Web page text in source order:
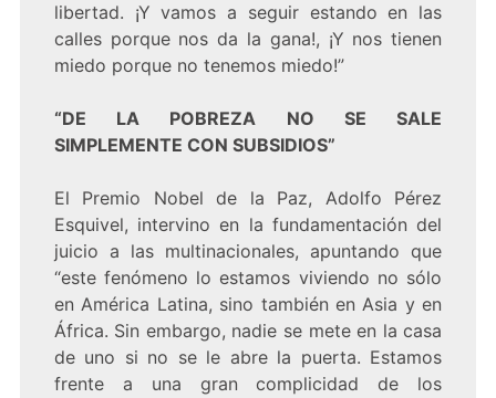
libertad. ¡Y vamos a seguir estando en las
calles porque nos da la gana!, ¡Y nos tienen
miedo porque no tenemos miedo!”
“DE LA POBREZA NO SE SALE
SIMPLEMENTE CON SUBSIDIOS”
El Premio Nobel de la Paz, Adolfo Pérez
Esquivel, intervino en la fundamentación del
juicio a las multinacionales, apuntando que
“este fenómeno lo estamos viviendo no sólo
en América Latina, sino también en Asia y en
África. Sin embargo, nadie se mete en la casa
de uno si no se le abre la puerta. Estamos
frente a una gran complicidad de los